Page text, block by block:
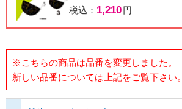
税込： 1,210円
※こちらの商品は品番を変更しました。
新しい品番については上記をご覧下さい。